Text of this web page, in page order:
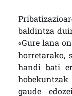
baldintza
«Gure lana
horretarako,
handi bati
gaude